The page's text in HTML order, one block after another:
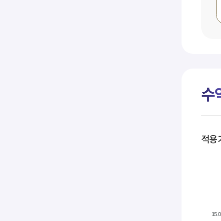
수
적용